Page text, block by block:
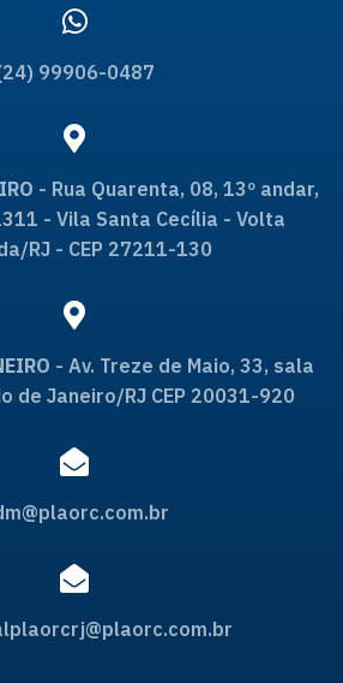
99906-0487
- Rua Quarenta, 08, 13º andar,
- Vila Santa Cecília - Volta
RJ - CEP 27211-130
- Av. Treze de Maio, 33, sala
de Janeiro/RJ CEP 20031-920